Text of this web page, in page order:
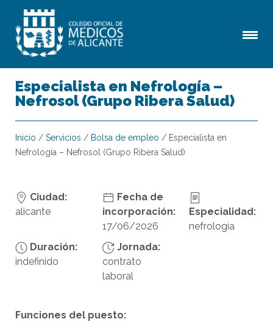
Especialista en Nefrología –
Nefrosol (Grupo Ribera Salud)
Inicio / Servicios / Bolsa de empleo / Especialista en
Nefrología – Nefrosol (Grupo Ribera Salud)
Ciudad:
alicante
Fecha de
incorporación:
17/06/2026
Especialidad:
nefrología
Duración:
indefinido
Jornada:
contrato
laboral
Funciones del puesto: